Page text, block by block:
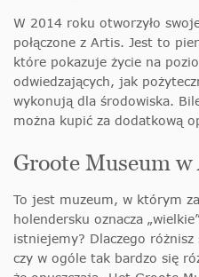
W 2014 roku otworzyło
połączone z Artis. Jest to
które pokazuje życie na
odwiedzających, jak
wykonują dla środowiska.
można kupić za dodatkową
Groote Museum
To jest muzeum, w którym
holendersku oznacza
istniejemy? Dlaczego
czy w ogóle tak bardzo się